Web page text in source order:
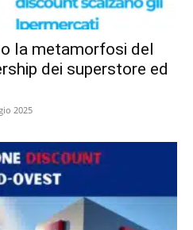
la metamorfosi del
dei superstore ed
2025